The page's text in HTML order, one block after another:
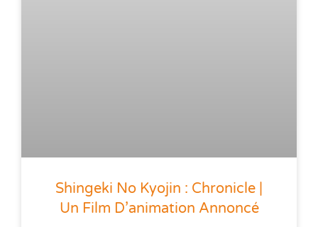
Shingeki No Kyojin : Chronicle |
Un Film D’animation Annoncé